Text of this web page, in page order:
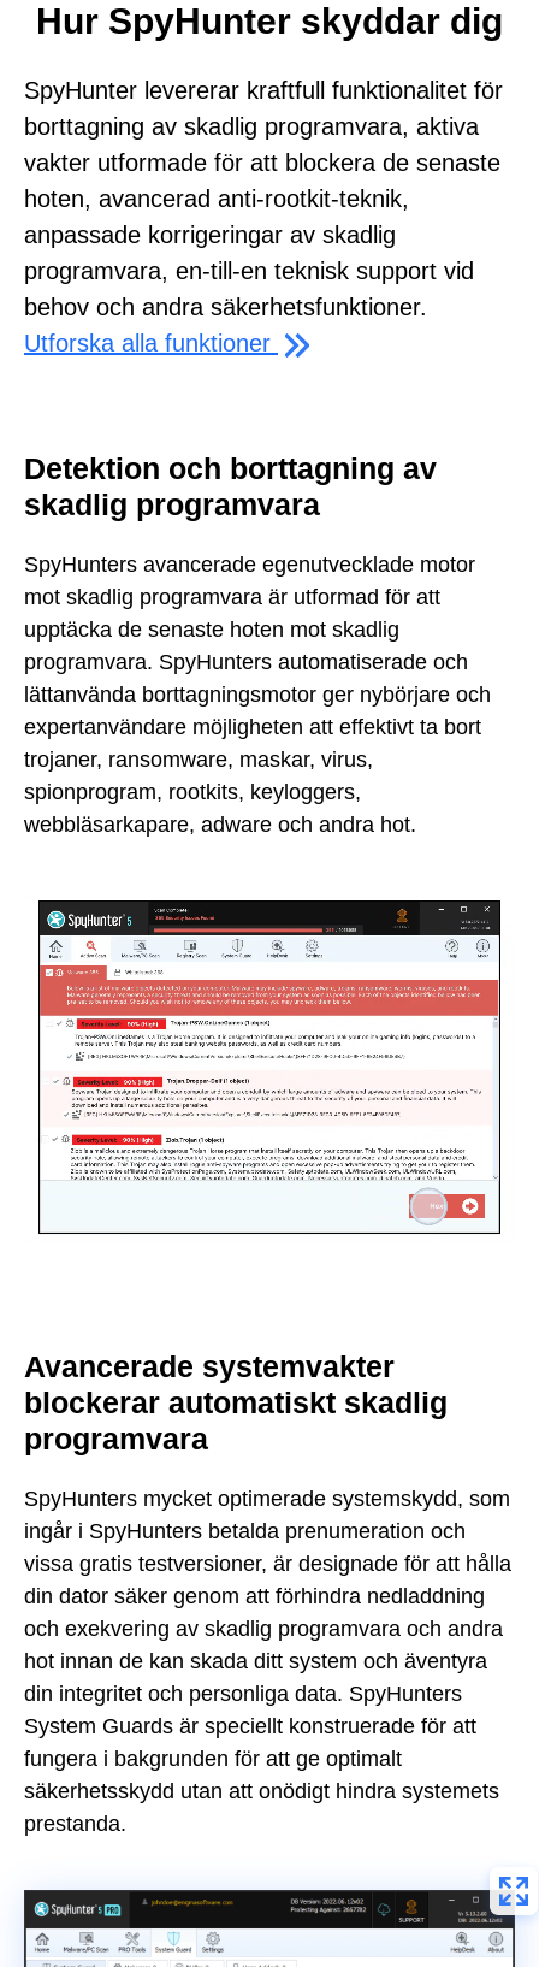
Hur SpyHunter skyddar dig
SpyHunter levererar kraftfull funktionalitet för
borttagning av skadlig programvara, aktiva
vakter utformade för att blockera de senaste
hoten, avancerad anti-rootkit-teknik,
anpassade korrigeringar av skadlig
programvara, en-till-en teknisk support vid
behov och andra säkerhetsfunktioner.
Utforska alla funktioner
Detektion och borttagning av
skadlig programvara
SpyHunters avancerade egenutvecklade motor
mot skadlig programvara är utformad för att
upptäcka de senaste hoten mot skadlig
programvara. SpyHunters automatiserade och
lättanvända borttagningsmotor ger nybörjare och
expertanvändare möjligheten att effektivt ta bort
trojaner, ransomware, maskar, virus,
spionprogram, rootkits, keyloggers,
webbläsarkapare, adware och andra hot.
Avancerade systemvakter
blockerar automatiskt skadlig
programvara
SpyHunters mycket optimerade systemskydd, som
ingår i SpyHunters betalda prenumeration och
vissa gratis testversioner, är designade för att hålla
din dator säker genom att förhindra nedladdning
och exekvering av skadlig programvara och andra
hot innan de kan skada ditt system och äventyra
din integritet och personliga data. SpyHunters
System Guards är speciellt konstruerade för att
fungera i bakgrunden för att ge optimalt
säkerhetsskydd utan att onödigt hindra systemets
prestanda.